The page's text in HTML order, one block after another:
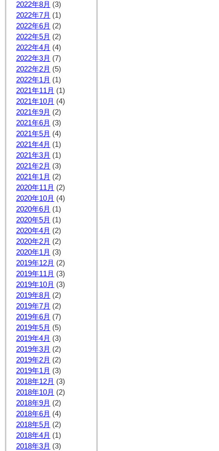
2022年8月 (3)
2022年7月 (1)
2022年6月 (2)
2022年5月 (2)
2022年4月 (4)
2022年3月 (7)
2022年2月 (5)
2022年1月 (1)
2021年11月 (1)
2021年10月 (4)
2021年9月 (2)
2021年6月 (3)
2021年5月 (4)
2021年4月 (1)
2021年3月 (1)
2021年2月 (3)
2021年1月 (2)
2020年11月 (2)
2020年10月 (4)
2020年6月 (1)
2020年5月 (1)
2020年4月 (2)
2020年2月 (2)
2020年1月 (3)
2019年12月 (2)
2019年11月 (3)
2019年10月 (3)
2019年8月 (2)
2019年7月 (2)
2019年6月 (7)
2019年5月 (5)
2019年4月 (3)
2019年3月 (2)
2019年2月 (2)
2019年1月 (3)
2018年12月 (3)
2018年10月 (2)
2018年9月 (2)
2018年6月 (4)
2018年5月 (2)
2018年4月 (1)
2018年3月 (3)